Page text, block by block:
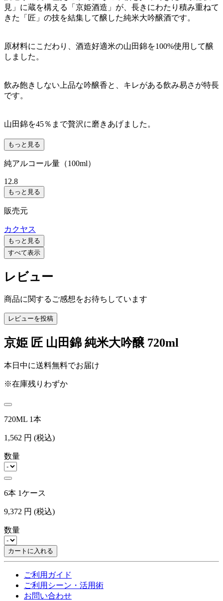
見」に蔵を構える「京姫酒造」が、長きにわたり積み重ねて
きた「匠」の技を結集して醸した純米大吟醸酒です。
原材料にこだわり、酒造好適米の山田錦を100%使用して醸
しました。
飲み飽きしない上品な吟醸香と、キレがある飲み易さが特長
です。
山田錦を45％まで贅沢に磨きあげました。
もっと見る
純アルコール量（100ml）
12.8
もっと見る
販売元
カクヤス
もっと見る
すべて表示
レビュー
商品に関するご感想をお待ちしています
レビューを投稿
京姫 匠 山田錦 純米大吟醸 720ml
本日中に送料無料でお届け
※在庫残りわずか
720ML 1本
1,562 円 (税込)
数量
6本 1ケース
9,372 円 (税込)
数量
カートに入れる
ご利用ガイド
ご利用シーン・活用術
お問い合わせ